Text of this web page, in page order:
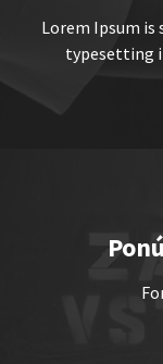
Lorem Ipsum
typesetting